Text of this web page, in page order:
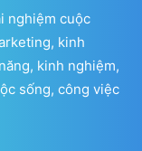
nghiệm cuộc
kinh
kinh nghiệm,
sống, công việc